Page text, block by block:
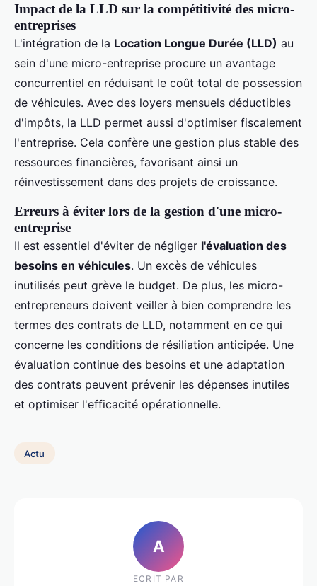
Impact de la LLD sur la compétitivité des micro-
entreprises
L'intégration de la Location Longue Durée (LLD) au
sein d'une micro-entreprise procure un avantage
concurrentiel en réduisant le coût total de possession
de véhicules. Avec des loyers mensuels déductibles
d'impôts, la LLD permet aussi d'optimiser fiscalement
l'entreprise. Cela confère une gestion plus stable des
ressources financières, favorisant ainsi un
réinvestissement dans des projets de croissance.
Erreurs à éviter lors de la gestion d'une micro-
entreprise
Il est essentiel d'éviter de négliger l'évaluation des
besoins en véhicules. Un excès de véhicules
inutilisés peut grève le budget. De plus, les micro-
entrepreneurs doivent veiller à bien comprendre les
termes des contrats de LLD, notamment en ce qui
concerne les conditions de résiliation anticipée. Une
évaluation continue des besoins et une adaptation
des contrats peuvent prévenir les dépenses inutiles
et optimiser l'efficacité opérationnelle.
Actu
A
ECRIT PAR